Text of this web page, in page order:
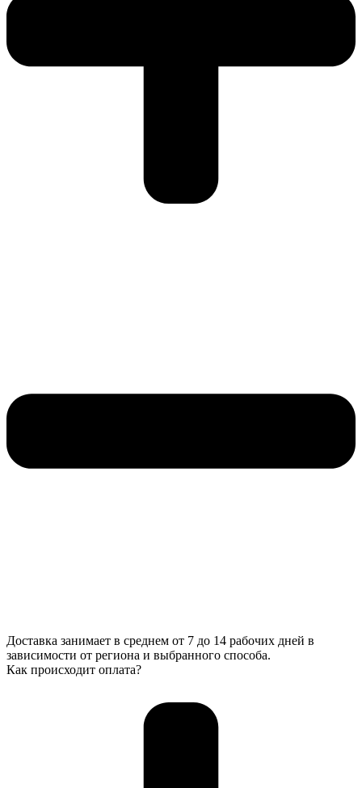
Доставка занимает в среднем от 7 до 14 рабочих дней в
зависимости от региона и выбранного способа.
Как происходит оплата?